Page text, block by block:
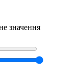
значення